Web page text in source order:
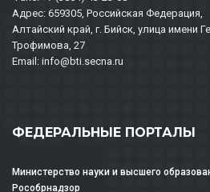
Адрес: 659305, Российская Федерация,
Алтайский край, г. Бийск, улица имени
Трофимова, 27
Email: info@bti.secna.ru
ФЕДЕРАЛЬНЫЕ ПОРТАЛЫ
Министерство науки и высшего
Рособрнадзор